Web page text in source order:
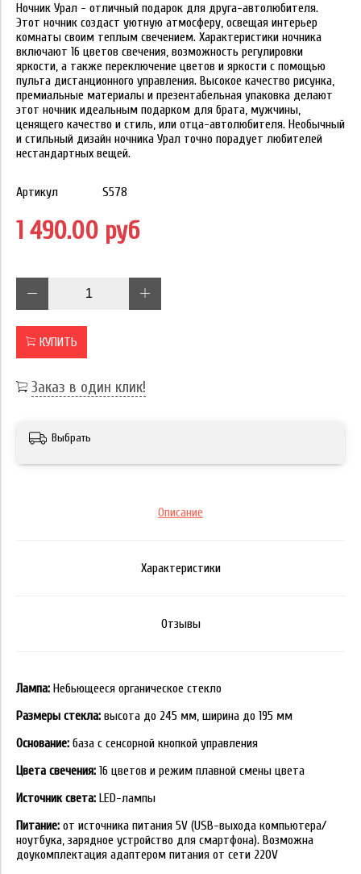
Ночник Урал - отличный подарок для друга-автолюбителя.
Этот ночник создаст уютную атмосферу, освещая интерьер
комнаты своим теплым свечением. Характеристики ночника
включают 16 цветов свечения, возможность регулировки
яркости, а также переключение цветов и яркости с помощью
пульта дистанционного управления. Высокое качество рисунка,
премиальные материалы и презентабельная упаковка делают
этот ночник идеальным подарком для брата, мужчины,
ценящего качество и стиль, или отца-автолюбителя. Необычный
и стильный дизайн ночника Урал точно порадует любителей
нестандартных вещей.
Артикул S578
1 490.00 руб
КУПИТЬ
Заказ в один клик!
Выбрать
Описание
Характеристики
Отзывы
Лампа: Небьющееся органическое стекло
Размеры стекла: высота до 245 мм, ширина до 195 мм
Основание: база с сенсорной кнопкой управления
Цвета свечения: 16 цветов и режим плавной смены цвета
Источник света: LED-лампы
Питание: от источника питания 5V (USB-выхода компьютера/
ноутбука, зарядное устройство для смартфона). Возможна
доукомплектация адаптером питания от сети 220V